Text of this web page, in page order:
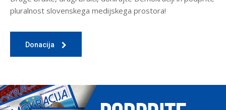
pluralnost slovenskega medijskega prostora!
Donacija